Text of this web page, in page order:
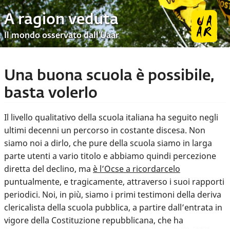
A ragion veduta
Il mondo osservato dall’Uaar
Una buona scuola è possibile,
basta volerlo
Il livello qualitativo della scuola italiana ha seguito negli
ultimi decenni un percorso in costante discesa. Non
siamo noi a dirlo, che pure della scuola siamo in larga
parte utenti a vario titolo e abbiamo quindi percezione
diretta del declino, ma è l’Ocse a ricordarcelo
puntualmente, e tragicamente, attraverso i suoi rapporti
periodici. Noi, in più, siamo i primi testimoni della deriva
clericalista della scuola pubblica, a partire dall’entrata in
vigore della Costituzione repubblicana, che ha